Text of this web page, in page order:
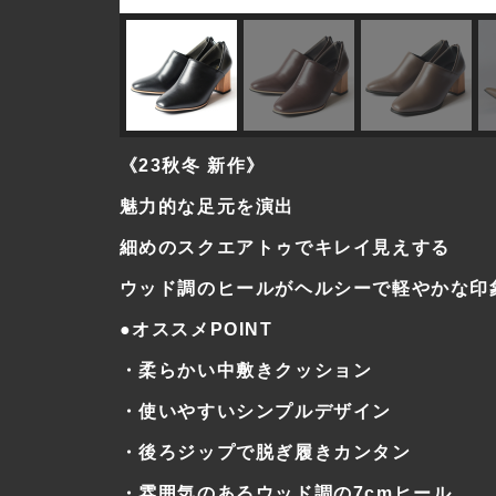
《23秋冬 新作》
魅力的な足元を演出
細めのスクエアトゥでキレイ見えする
ウッド調のヒールがヘルシーで軽やかな印
●オススメPOINT
・柔らかい中敷きクッション
・使いやすいシンプルデザイン
・後ろジップで脱ぎ履きカンタン